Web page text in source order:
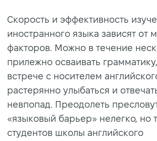
Скорость и эффективность
иностранного языка зависят от
факторов. Можно в течение
прилежно осваивать
встрече с носителем
растерянно улыбаться и
невпопад. Преодолеть
«языковый барьер» нелегко, но
студентов школы английского